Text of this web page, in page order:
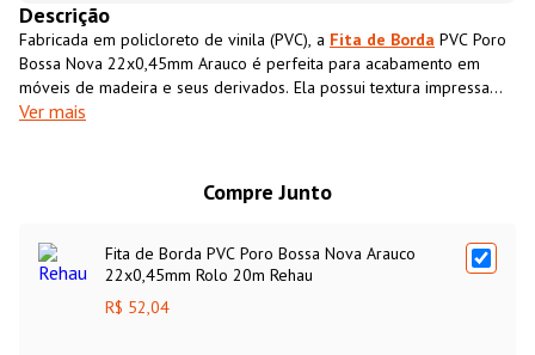
Descrição
Fabricada em policloreto de vinila (PVC), a Fita de Borda PVC Poro
Bossa Nova 22x0,45mm Arauco é perfeita para acabamento em
móveis de madeira e seus derivados. Ela possui textura impressa
semelhante ao MDF, que além de conferir acabamento superior ao
Ver mais
Compre Junto
Fita de Borda PVC Poro Bossa Nova Arauco
22x0,45mm Rolo 20m Rehau
R$ 52,04